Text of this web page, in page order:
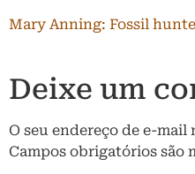
Mary Anning: Fossil
Deixe um
O seu endereço de e-mail
Campos obrigatórios são